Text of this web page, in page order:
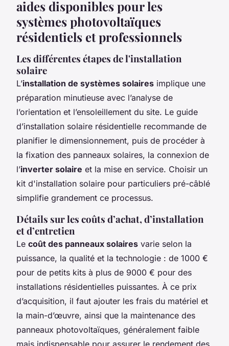
aides disponibles pour les
systèmes photovoltaïques
résidentiels et professionnels
Les différentes étapes de l'installation
solaire
L’installation de systèmes solaires implique une
préparation minutieuse avec l’analyse de
l’orientation et l’ensoleillement du site. Le guide
d’installation solaire résidentielle recommande de
planifier le dimensionnement, puis de procéder à
la fixation des panneaux solaires, la connexion de
l’inverter solaire et la mise en service. Choisir un
kit d'installation solaire pour particuliers pré-câblé
simplifie grandement ce processus.
Détails sur les coûts d’achat, d’installation
et d’entretien
Le coût des panneaux solaires varie selon la
puissance, la qualité et la technologie : de 1000 €
pour de petits kits à plus de 9000 € pour des
installations résidentielles puissantes. À ce prix
d’acquisition, il faut ajouter les frais du matériel et
la main-d’œuvre, ainsi que la maintenance des
panneaux photovoltaïques, généralement faible
mais indispensable pour assurer le rendement des